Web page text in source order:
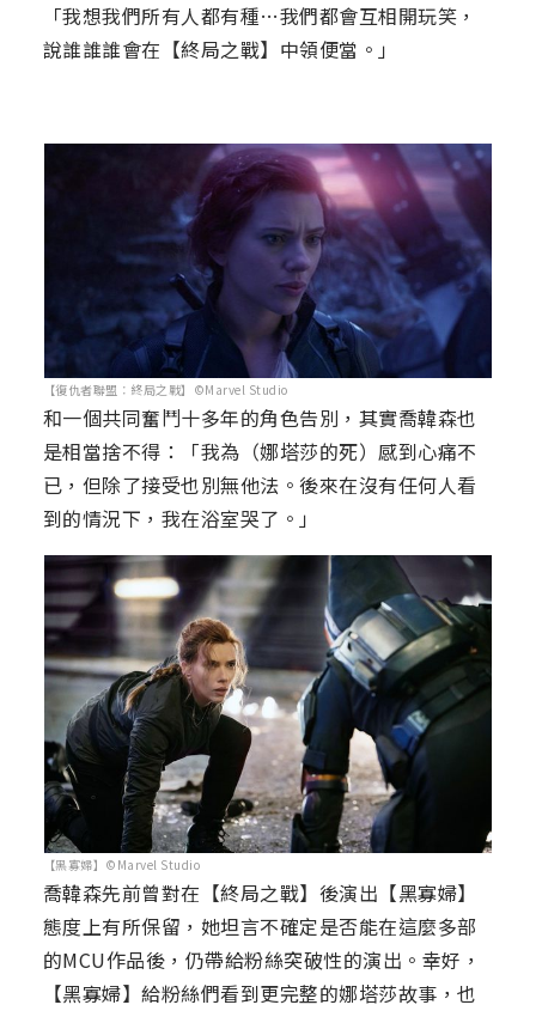
「我想我們所有人都有種…我們都會互相開玩笑，
說誰誰誰會在【終局之戰】中領便當。」
【復仇者聯盟：終局之戰】©Marvel Studio
和一個共同奮鬥十多年的角色告別，其實喬韓森也
是相當捨不得：「我為（娜塔莎的死）感到心痛不
已，但除了接受也別無他法。後來在沒有任何人看
到的情況下，我在浴室哭了。」
【黑寡婦】©Marvel Studio
喬韓森先前曾對在【終局之戰】後演出【黑寡婦】
態度上有所保留，她坦言不確定是否能在這麼多部
的MCU作品後，仍帶給粉絲突破性的演出。幸好，
【黑寡婦】給粉絲們看到更完整的娜塔莎故事，也